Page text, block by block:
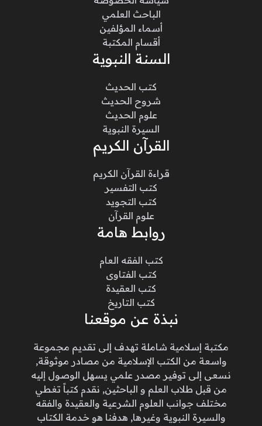
الباحث العلمي
أسماء المؤلفين
أقسام المكتبة
السنة النبوية
كتب الحديث
شروح الحديث
علوم الحديث
السيرة النبوية
القرآن الكريم
قراءة القرآن الكريم
كتب التفسير
كتب التجويد
علوم القرآن
روابط هامة
كتب الفقه العام
كتب الفتاوى
كتب العقيدة
كتب التاريخ
نبذة عن موقعنا
مكتبة إسلامية شاملة تهدف إلى تقديم مجموعة
واسعة من الكتب الإسلامية من مصادر موثوقة,
نسعى إلى توفير مصدر علمي يسهل الوصول إليه
من قبل طلاب العلم و الباحثين, نقدم كتباً تغطي
مختلف جوانب العلوم الشرعية والعقيدة والفقه
والسيرة النبوية وغيرها, هدفنا هو خدمة الكتاب